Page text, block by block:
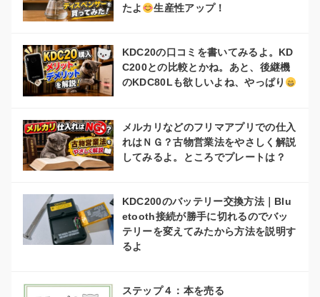
たよ
生産性アップ！
KDC20の口コミを書いてみるよ。KD
C200との比較とかね。あと、後継機
のKDC80Lも欲しいよね、やっぱり
メルカリなどのフリマアプリでの仕入
れはＮＧ？古物営業法をやさしく解説
してみるよ。ところでプレートは？
KDC200のバッテリー交換方法｜Blu
etooth接続が勝手に切れるのでバッ
テリーを変えてみたから方法を説明す
るよ
ステップ４：本を売る